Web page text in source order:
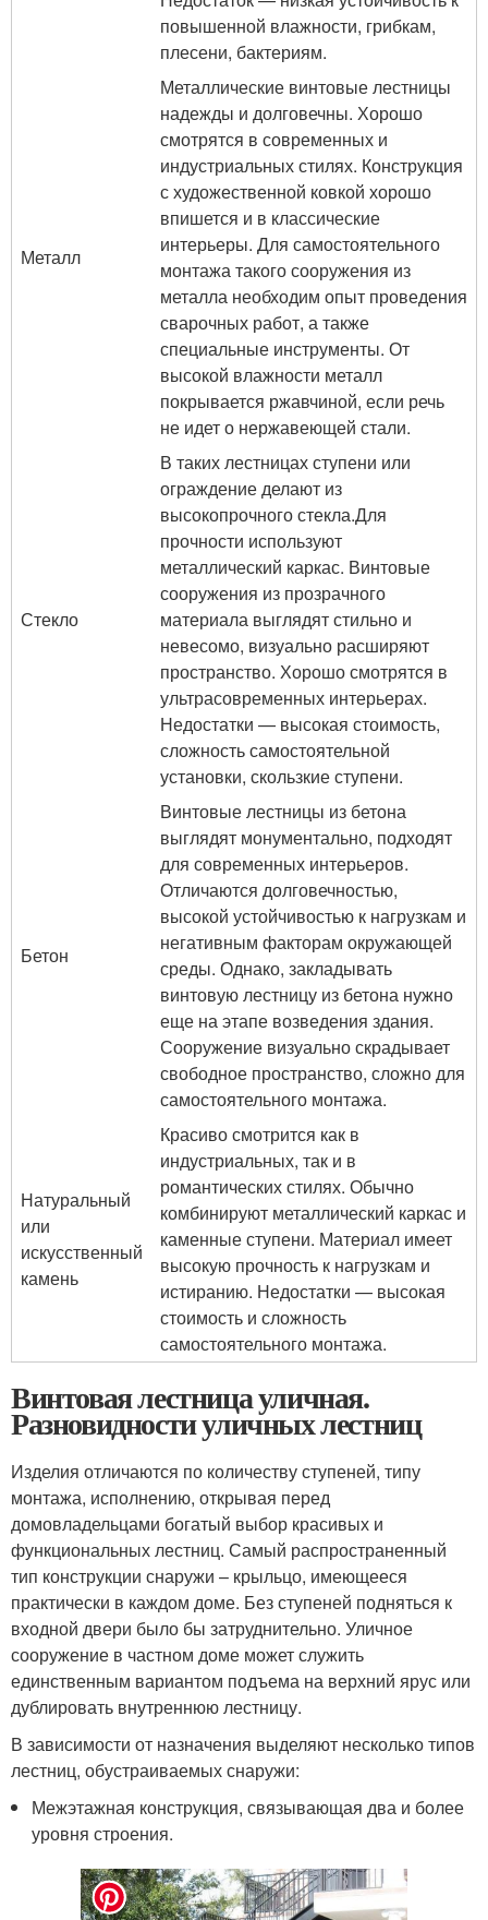
повышенной влажности, грибкам,
плесени, бактериям.
Металл
Металлические винтовые лестницы
надежды и долговечны. Хорошо
смотрятся в современных и
индустриальных стилях. Конструкция
с художественной ковкой хорошо
впишется и в классические
интерьеры. Для самостоятельного
монтажа такого сооружения из
металла необходим опыт проведения
сварочных работ, а также
специальные инструменты. От
высокой влажности металл
покрывается ржавчиной, если речь
не идет о нержавеющей стали.
Стекло
В таких лестницах ступени или
ограждение делают из
высокопрочного стекла.Для
прочности используют
металлический каркас. Винтовые
сооружения из прозрачного
материала выглядят стильно и
невесомо, визуально расширяют
пространство. Хорошо смотрятся в
ультрасовременных интерьерах.
Недостатки — высокая стоимость,
сложность самостоятельной
установки, скользкие ступени.
Бетон
Винтовые лестницы из бетона
выглядят монументально, подходят
для современных интерьеров.
Отличаются долговечностью,
высокой устойчивостью к нагрузкам и
негативным факторам окружающей
среды. Однако, закладывать
винтовую лестницу из бетона нужно
еще на этапе возведения здания.
Сооружение визуально скрадывает
свободное пространство, сложно для
самостоятельного монтажа.
Натуральный
или
искусственный
камень
Красиво смотрится как в
индустриальных, так и в
романтических стилях. Обычно
комбинируют металлический каркас и
каменные ступени. Материал имеет
высокую прочность к нагрузкам и
истиранию. Недостатки — высокая
стоимость и сложность
самостоятельного монтажа.
Винтовая лестница уличная.
Разновидности уличных лестниц
Изделия отличаются по количеству ступеней, типу
монтажа, исполнению, открывая перед
домовладельцами богатый выбор красивых и
функциональных лестниц. Самый распространенный
тип конструкции снаружи – крыльцо, имеющееся
практически в каждом доме. Без ступеней подняться к
входной двери было бы затруднительно. Уличное
сооружение в частном доме может служить
единственным вариантом подъема на верхний ярус или
дублировать внутреннюю лестницу.
В зависимости от назначения выделяют несколько типов
лестниц, обустраиваемых снаружи:
Межэтажная конструкция, связывающая два и более
уровня строения.